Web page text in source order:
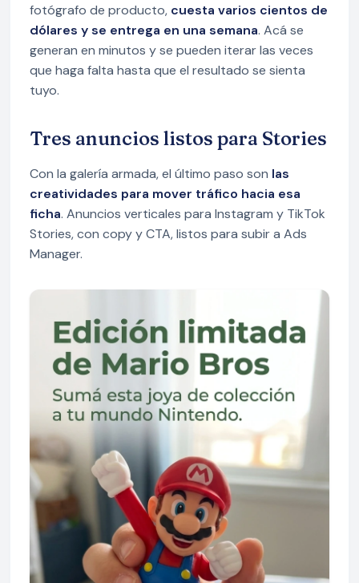
fotógrafo de producto, cuesta varios cientos de
dólares y se entrega en una semana. Acá se
generan en minutos y se pueden iterar las veces
que haga falta hasta que el resultado se sienta
tuyo.
Tres anuncios listos para Stories
Con la galería armada, el último paso son las
creatividades para mover tráfico hacia esa
ficha. Anuncios verticales para Instagram y TikTok
Stories, con copy y CTA, listos para subir a Ads
Manager.